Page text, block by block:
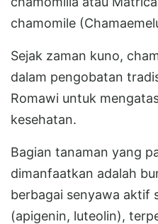
chamomile
Sejak zaman kuno,
dalam pengobatan
Romawi untuk
kesehatan.
Bagian tanaman yang
dimanfaatkan adalah
berbagai senyawa aktif
(apigenin, luteolin),